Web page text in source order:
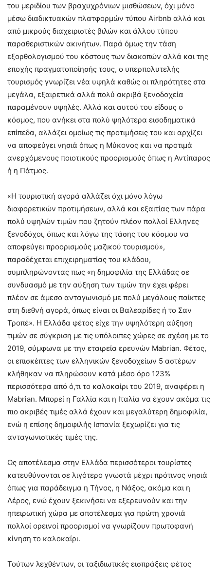
του μεριδίου των βραχυχρόνιων μισθώσεων, όχι μόνο
μέσω διαδικτυακών πλατφορμών τύπου Airbnb αλλά και
από μικρούς διαχειριστές βιλών και άλλου τύπου
παραθεριστικών ακινήτων. Παρά όμως την τάση
εξορθολογισμού του κόστους των διακοπών αλλά και της
εποχής πραγματοποίησής τους, ο υπερπολυτελής
τουρισμός γνωρίζει νέα υψηλά καθώς οι πληρότητες στα
μεγάλα, εξαιρετικά αλλά πολύ ακριβά ξενοδοχεία
παραμένουν υψηλές. Αλλά και αυτού του είδους ο
κόσμος, που ανήκει στα πολύ ψηλότερα εισοδηματικά
επίπεδα, αλλάζει ομοίως τις προτιμήσεις του και αρχίζει
να αποφεύγει νησιά όπως η Μύκονος και να προτιμά
ανερχόμενους ποιοτικούς προορισμούς όπως η Αντίπαρος
ή η Πάτμος.
«Η τουριστική αγορά αλλάζει όχι μόνο λόγω
διαφορετικών προτιμήσεων, αλλά και εξαιτίας των πάρα
πολύ υψηλών τιμών που ζητούν πλέον πολλοί Ελληνες
ξενοδόχοι, όπως και λόγω της τάσης του κόσμου να
αποφεύγει προορισμούς μαζικού τουρισμού»,
παραδέχεται επιχειρηματίας του κλάδου,
συμπληρώνοντας πως «η δημοφιλία της Ελλάδας σε
συνδυασμό με την αύξηση των τιμών την έχει φέρει
πλέον σε άμεσο ανταγωνισμό με πολύ μεγάλους παίκτες
στη διεθνή αγορά, όπως είναι οι Βαλεαρίδες ή το Σαν
Τροπέ». Η Ελλάδα φέτος είχε την υψηλότερη αύξηση
τιμών σε σύγκριση με τις υπόλοιπες χώρες σε σχέση με το
2019, σύμφωνα με την εταιρεία ερευνών Mabrian. Φέτος,
οι επισκέπτες των ελληνικών ξενοδοχείων 5 αστέρων
κλήθηκαν να πληρώσουν κατά μέσο όρο 123%
περισσότερα από ό,τι το καλοκαίρι του 2019, αναφέρει η
Mabrian. Μπορεί η Γαλλία και η Ιταλία να έχουν ακόμα τις
πιο ακριβές τιμές αλλά έχουν και μεγαλύτερη δημοφιλία,
ενώ η επίσης δημοφιλής Ισπανία ξεχωρίζει για τις
ανταγωνιστικές τιμές της.
Ως αποτέλεσμα στην Ελλάδα περισσότεροι τουρίστες
κατευθύνονται σε λιγότερο γνωστά μέχρι πρότινος νησιά
όπως για παράδειγμα η Τήνος, η Νάξος, ακόμα και η
Λέρος, ενώ έχουν ξεκινήσει να εξερευνούν και την
ηπειρωτική χώρα με αποτέλεσμα για πρώτη χρονιά
πολλοί ορεινοί προορισμοί να γνωρίζουν πρωτοφανή
κίνηση το καλοκαίρι.
Τούτων λεχθέντων, οι ταξιδιωτικές εισπράξεις φέτος